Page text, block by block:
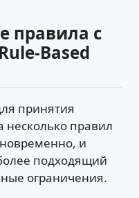
правила с
Based
принятия
несколько правил
и
подходящий
ограничения.